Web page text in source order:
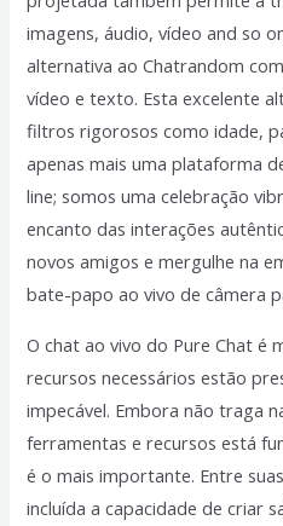
imagens, áudio, vídeo and so
alternativa ao Chatrandom
vídeo e texto. Esta excelente
filtros rigorosos como idade,
apenas mais uma plataforma
line; somos uma celebração
encanto das interações
novos amigos e mergulhe na
bate-papo ao vivo de câmera
O chat ao vivo do Pure Chat é
recursos necessários estão
impecável. Embora não traga
ferramentas e recursos está
é o mais importante. Entre
incluída a capacidade de criar